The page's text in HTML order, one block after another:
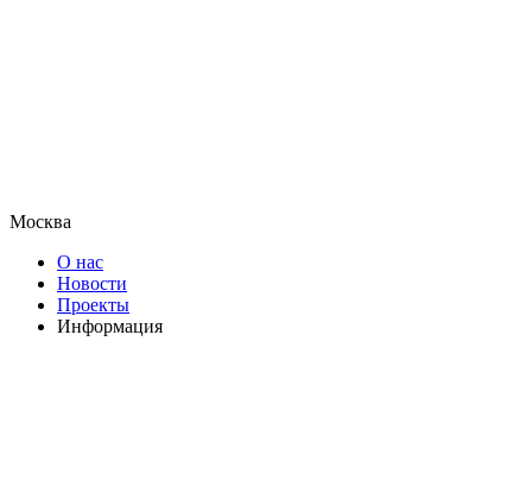
Москва
О нас
Новости
Проекты
Информация